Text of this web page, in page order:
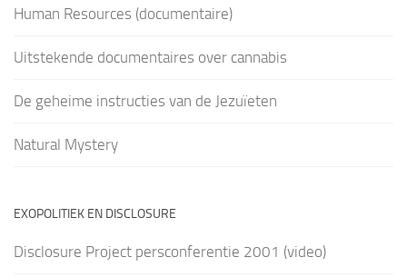
Human Resources (documentaire)
Uitstekende documentaires over cannabis
De geheime instructies van de Jezuïeten
Natural Mystery
EXOPOLITIEK EN DISCLOSURE
Disclosure Project persconferentie 2001 (video)